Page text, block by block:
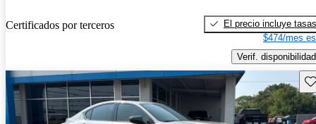
Certificados por terceros
El precio incluye tasas
$474/mes
Verif. disponibilidad